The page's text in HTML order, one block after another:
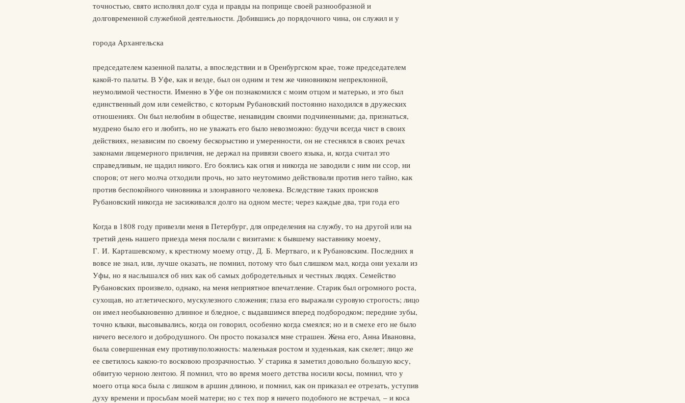
точностью, свято исполнял долг суда и правды на поприще своей разнообразной и
долговременной служебной деятельности. Добившись до порядочного чина, он служил и у
города Архангельска
председателем казенной палаты, а впоследствии и в Оренбургском крае, тоже председателем
какой-то палаты. В Уфе, как и везде, был он одним и тем же чиновником непреклонной,
неумолимой честности. Именно в Уфе он познакомился с моим отцом и матерью, и это был
единственный дом или семейство, с которым Рубановский постоянно находился в дружеских
отношениях. Он был нелюбим в обществе, ненавидим своими подчиненными; да, признаться,
мудрено было его и любить, но не уважать его было невозможно: будучи всегда чист в своих
действиях, независим по своему бескорыстию и умеренности, он не стеснялся в своих речах
законами лицемерного приличия, не держал на привязи своего языка, и, когда считал это
справедливым, не щадил никого. Его боялись как огня и никогда не заводили с ним ни ссор, ни
споров; от него молча отходили прочь, но зато неутомимо действовали против него тайно, как
против беспокойного чиновника и злонравного человека. Вследствие таких происков
Рубановский никогда не засиживался долго на одном месте; через каждые два, три года его
Когда в 1808 году привезли меня в Петербург, для определения на службу, то на другой или на
третий день нашего приезда меня послали с визитами: к бывшему наставнику моему,
Г. И. Карташевскому, к крестному моему отцу, Д. Б. Мертваго, и к Рубановским. Последних я
вовсе не знал, или, лучше оказать, не помнил, потому что был слишком мал, когда они уехали из
Уфы, но я наслышался об них как об самых добродетельных и честных людях. Семейство
Рубановских произвело, однако, на меня неприятное впечатление. Старик был огромного роста,
сухощав, но атлетического, мускулезного сложения; глаза его выражали суровую строгость; лицо
он имел необыкновенно длинное и бледное, с выдавшимся вперед подбородком; передние зубы,
точно клыки, высовывались, когда он говорил, особенно когда смеялся; но и в смехе его не было
ничего веселого и добродушного. Он просто показался мне страшен. Жена его, Анна Ивановна,
была совершенная ему противуположность: маленькая ростом и худенькая, как скелет; лицо же
ее светилось какою-то восковою прозрачностью. У старика я заметил довольно большую косу,
обвитую черною лентою. Я помнил, что во время моего детства носили косы, помнил, что у
моего отца коса была с лишком в аршин длиною, и помнил, как он приказал ее отрезать, уступив
духу времени и просьбам моей матери; но с тех пор я ничего подобного не встречал, – и коса